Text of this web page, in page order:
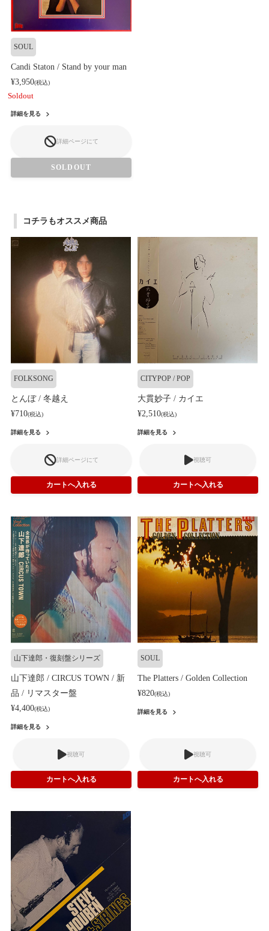
SOUL
Candi Staton / Stand by your man
¥3,950(税込)
Soldout
詳細を見る
詳細ページにて
SOLDOUT
コチラもオススメ商品
FOLKSONG
とんぼ / 冬越え
¥710(税込)
詳細を見る
詳細ページにて
CITYPOP / POP
大貫妙子 / カイエ
¥2,510(税込)
詳細を見る
視聴可
山下達郎・復刻盤シリーズ
山下達郎 / CIRCUS TOWN / 新
品 / リマスター盤
¥4,400(税込)
詳細を見る
視聴可
SOUL
The Platters / Golden Collection
¥820(税込)
詳細を見る
視聴可